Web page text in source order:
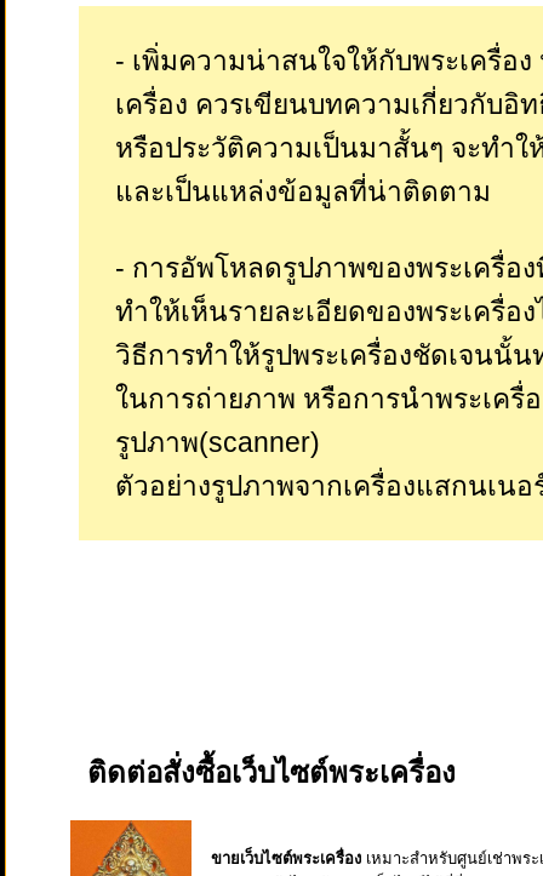
- เพิ่มความน่าสนใจให้กับพระเครื่อ
เครื่อง ควรเขียนบทความเกี่ยวกับอิ
หรือประวัติความเป็นมาสั้นๆ จะทำ
และเป็นแหล่งข้อมูลที่น่าติดตาม
- การอัพโหลดรูปภาพของพระเครื่อ
ทำให้เห็นรายละเอียดของพระเครื่อ
วิธีการทำให้รูปพระเครื่องชัดเจนนั้
ในการถ่ายภาพ หรือการนำพระเครื่
รูปภาพ(scanner)
ตัวอย่างรูปภาพจากเครื่องแสกนเน
ติดต่อสั่งซื้อเว็บไซต์พระเครื่อง
ขายเว็บไซต์พระเครื่อง เหมาะสำหรับศูนย์เช่าพระ